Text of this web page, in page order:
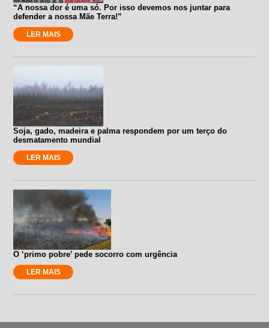
“A nossa dor é uma só. Por isso devemos nos juntar para
defender a nossa Mãe Terra!”
LER MAIS
Soja, gado, madeira e palma respondem por um terço do
desmatamento mundial
LER MAIS
O ‘primo pobre’ pede socorro com urgência
LER MAIS